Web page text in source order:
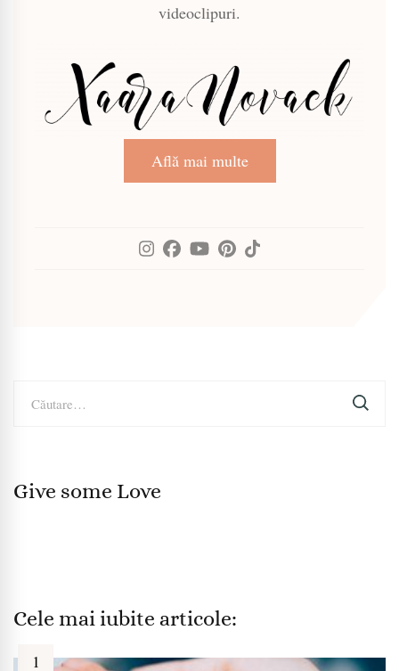
videoclipuri.
Află mai multe
după:
Give some Love
Cele mai iubite articole: